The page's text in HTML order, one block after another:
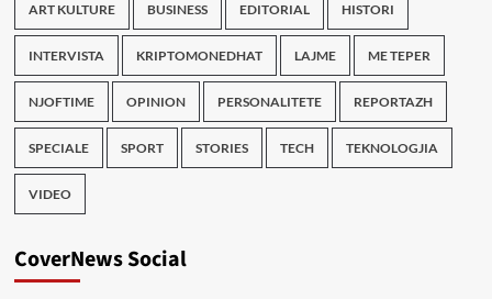
ART KULTURE BUSINESS EDITORIAL HISTORI
INTERVISTA KRIPTOMONEDHAT LAJME ME TEPER
NJOFTIME OPINION PERSONALITETE REPORTAZH
SPECIALE SPORT STORIES TECH TEKNOLOGJIA
VIDEO
CoverNews Social